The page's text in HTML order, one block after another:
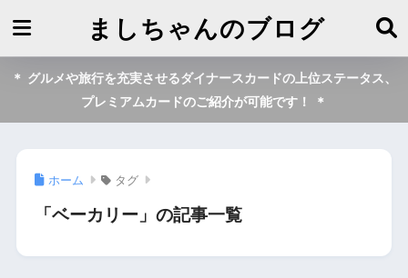
ましちゃんのブログ
＊ グルメや旅行を充実させるダイナースカードの上位ステータス、
プレミアムカードのご紹介が可能です！ ＊
ホーム タグ
「ベーカリー」の記事一覧